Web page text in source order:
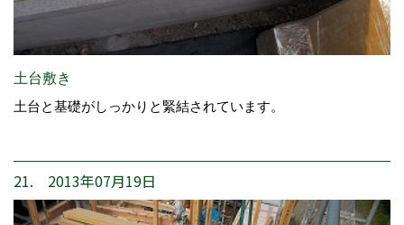
土台敷き
土台と基礎がしっかりと緊結されています。
21. 2013年07月19日